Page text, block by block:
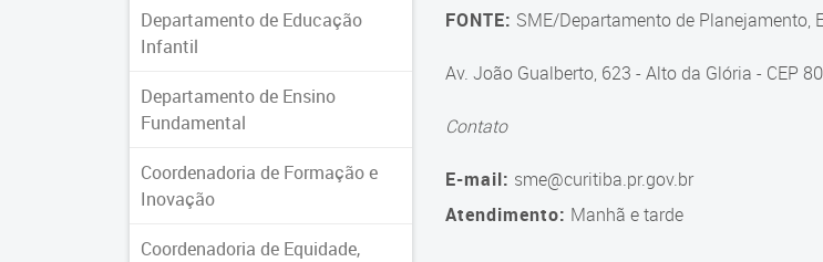
Departamento de Educação
Infantil
Departamento de Ensino
Fundamental
Coordenadoria de Formação e
Inovação
Coordenadoria de Equidade,
FONTE: SME/Departamento de Planejamento,
Av. João Gualberto, 623 - Alto da Glória - CEP
Contato
E-mail: sme@curitiba.pr.gov.br
Atendimento: Manhã e tarde